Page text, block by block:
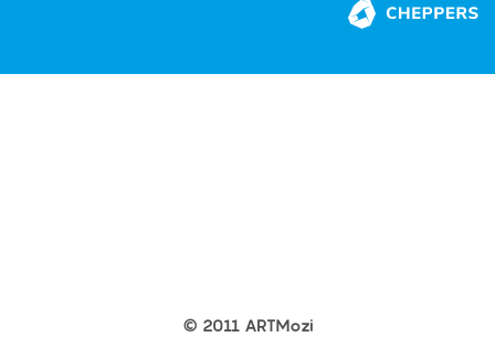
© 2011 ARTMozi